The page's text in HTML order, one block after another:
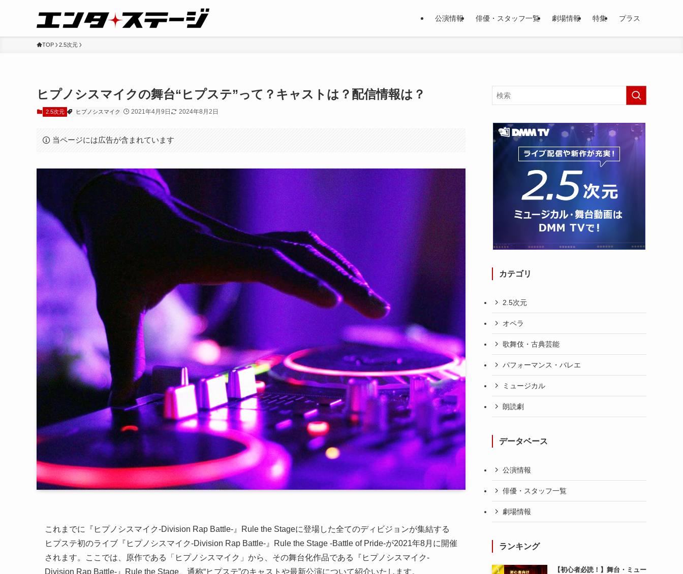
公演情報 俳優・スタッフ一覧 劇場情報 特集 プラス
TOP 2.5次元
ヒプノシスマイクの舞台“ヒプステ”って？キャストは？配信情報は？
2.5次元 ヒプノシスマイク 2021年4月9日 2024年8月2日
当ページには広告が含まれています
これまでに『ヒプノシスマイク-Division Rap Battle-』Rule the Stageに登場した全てのディビジョンが集結する
ヒプステ初のライブ『ヒプノシスマイク-Division Rap Battle-』Rule the Stage -Battle of Pride-が2021年8月に開催
されます。ここでは、原作である「ヒプノシスマイク」から、その舞台化作品である『ヒプノシスマイク-
Division Rap Battle-』Rule the Stage、通称“ヒプステ”のキャストや最新公演について紹介いたします。
カテゴリ
2.5次元
オペラ
歌舞伎・古典芸能
パフォーマンス・バレエ
ミュージカル
朗読劇
データベース
公演情報
俳優・スタッフ一覧
劇場情報
ランキング
【初心者必読！】舞台・ミュー